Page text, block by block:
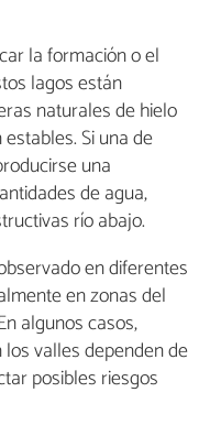
la formación o el
lagos están
naturales de hielo
Si una de
una
de agua,
río abajo.
en diferentes
en zonas del
algunos casos,
valles dependen de
posibles riesgos